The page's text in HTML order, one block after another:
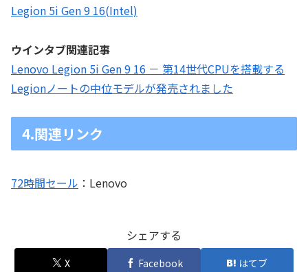
Legion 5i Gen 9 16(Intel)
ウインタブ関連記事
Lenovo Legion 5i Gen 9 16 － 第14世代CPUを搭載する
Legionノートの中位モデルが発売されました
4.関連リンク
72時間セール ：Lenovo
シェアする
X Facebook はてブ